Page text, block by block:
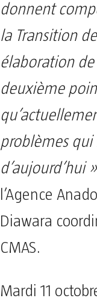
donnent
la Transition
élaboration
deuxième
problèmes qui
d’aujourd’hui »
l’Agence
Diawara
CMAS.
Mardi 11